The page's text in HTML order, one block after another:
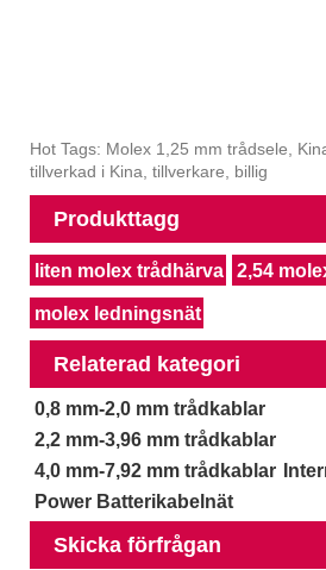
Hot Tags: Molex 1,25 mm trådsele,
tillverkad i Kina, tillverkare, billig
Produkttagg
liten molex trådhärva 2,54
molex ledningsnät
Relaterad kategori
0,8 mm-2,0 mm trådkablar
2,2 mm-3,96 mm trådkablar
4,0 mm-7,92 mm trådkablar
Power Batterikabelnät
Skicka förfrågan